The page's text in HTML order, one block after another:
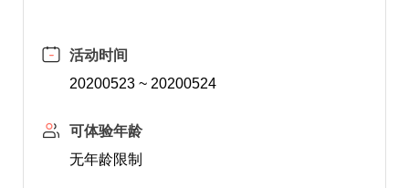
活动时间
20200523 ~ 20200524
可体验年龄
无年龄限制